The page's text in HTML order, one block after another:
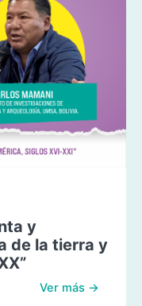
y
de la tierra y
Ver más →